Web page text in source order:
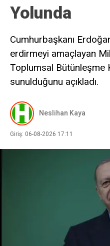
Yolunda
Cumhurbaşkanı
erdirmeyi amaçlayan
Toplumsal Bütünleşme
sunulduğunu açıkladı.
Neslihan Kaya
Giriş: 06-08-2026 17:11